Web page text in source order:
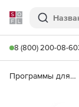
Softline
Поиск
8 (800) 200-08-60
Программы для программирования